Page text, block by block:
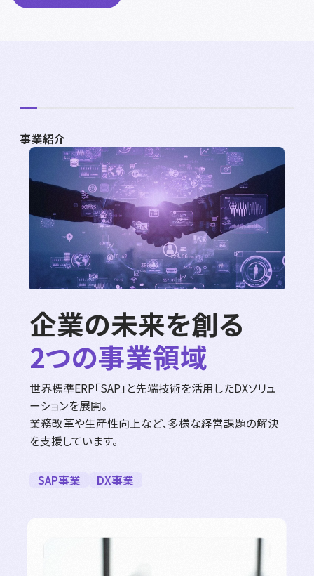
事業紹介
企業の未来を創る
2つの事業領域
世界標準ERP「SAP」と先端技術を活用したDXソリュ
ーションを展開。
業務改革や生産性向上など、多様な経営課題の解決
を支援しています。
SAP事業 DX事業